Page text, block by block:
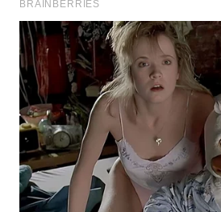
BOGOR
WN
DEPOK
WN
TAPANULI
UTARA
WN
SAMOSIR